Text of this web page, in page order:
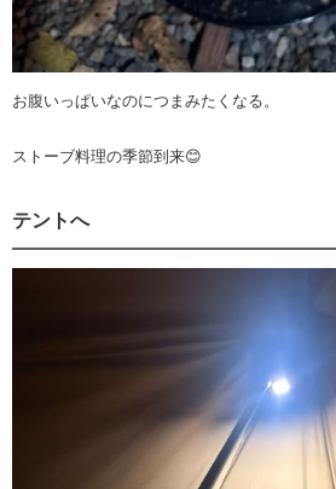
お腹いっぱいなのにつまみたくなる。
ストーブ料理の季節到来😊
テントへ